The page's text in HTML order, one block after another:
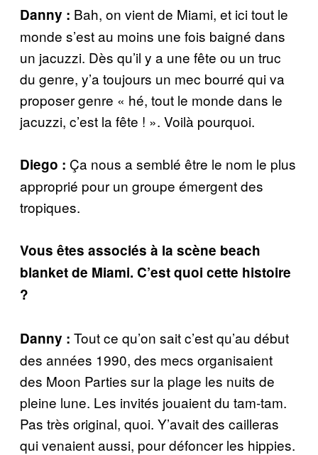
Danny : Bah, on vient de Miami, et ici tout le
monde s’est au moins une fois baigné dans
un jacuzzi. Dès qu’il y a une fête ou un truc
du genre, y’a toujours un mec bourré qui va
proposer genre « hé, tout le monde dans le
jacuzzi, c’est la fête ! ». Voilà pourquoi.
Diego : Ça nous a semblé être le nom le plus
approprié pour un groupe émergent des
tropiques.
Vous êtes associés à la scène beach
blanket de Miami. C’est quoi cette histoire
?
Danny : Tout ce qu’on sait c’est qu’au début
des années 1990, des mecs organisaient
des Moon Parties sur la plage les nuits de
pleine lune. Les invités jouaient du tam-tam.
Pas très original, quoi. Y’avait des cailleras
qui venaient aussi, pour défoncer les hippies.